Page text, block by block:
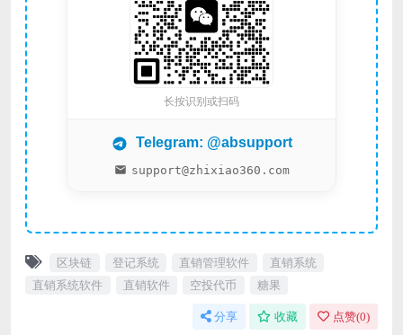
长按识别或扫码
Telegram: @absupport
support@zhixiao360.com
区块链 登记系统 直销管理软件
直销系统
直销系统软件
直销软件 空投代币 糖果
分享 收藏 点赞(0)